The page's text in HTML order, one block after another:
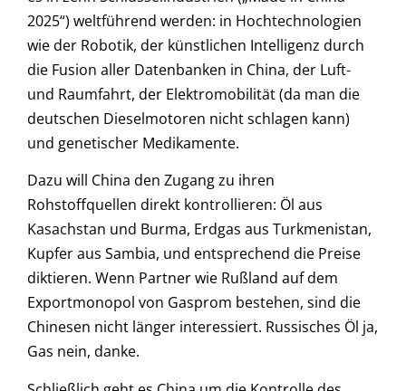
2025“) weltführend werden: in Hochtechnologien
wie der Robotik, der künstlichen Intelligenz durch
die Fusion aller Datenbanken in China, der Luft-
und Raumfahrt, der Elektromobilität (da man die
deutschen Dieselmotoren nicht schlagen kann)
und genetischer Medikamente.
Dazu will China den Zugang zu ihren
Rohstoffquellen direkt kontrollieren: Öl aus
Kasachstan und Burma, Erdgas aus Turkmenistan,
Kupfer aus Sambia, und entsprechend die Preise
diktieren. Wenn Partner wie Rußland auf dem
Exportmonopol von Gasprom bestehen, sind die
Chinesen nicht länger interessiert. Russisches Öl ja,
Gas nein, danke.